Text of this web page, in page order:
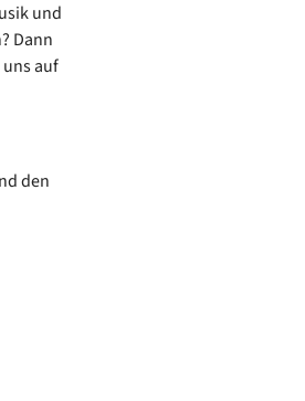
und
Dann
auf
den